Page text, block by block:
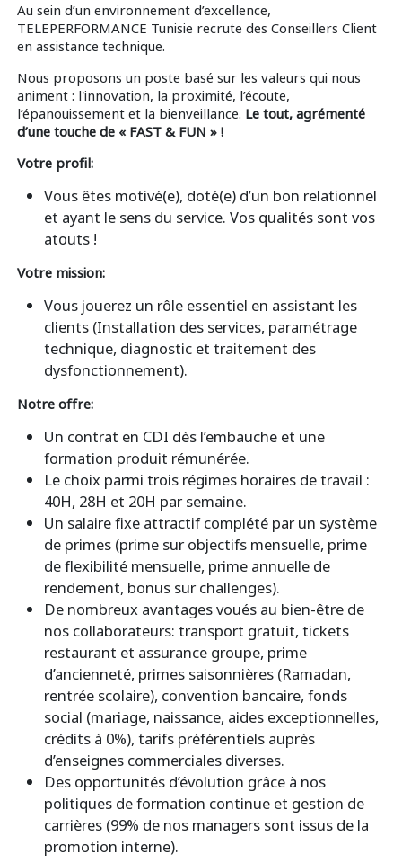
Au sein d’un environnement d’excellence,
TELEPERFORMANCE Tunisie recrute des Conseillers Client
en assistance technique.
Nous proposons un poste basé sur les valeurs qui nous
animent : l'innovation, la proximité, l’écoute,
l’épanouissement et la bienveillance. Le tout, agrémenté
d’une touche de « FAST & FUN » !
Votre profil:
Vous êtes motivé(e), doté(e) d’un bon relationnel
et ayant le sens du service. Vos qualités sont vos
atouts !
Votre mission:
Vous jouerez un rôle essentiel en assistant les
clients (Installation des services, paramétrage
technique, diagnostic et traitement des
dysfonctionnement).
Notre offre:
Un contrat en CDI dès l’embauche et une
formation produit rémunérée.
Le choix parmi trois régimes horaires de travail :
40H, 28H et 20H par semaine.
Un salaire fixe attractif complété par un système
de primes (prime sur objectifs mensuelle, prime
de flexibilité mensuelle, prime annuelle de
rendement, bonus sur challenges).
De nombreux avantages voués au bien-être de
nos collaborateurs: transport gratuit, tickets
restaurant et assurance groupe, prime
d’ancienneté, primes saisonnières (Ramadan,
rentrée scolaire), convention bancaire, fonds
social (mariage, naissance, aides exceptionnelles,
crédits à 0%), tarifs préférentiels auprès
d’enseignes commerciales diverses.
Des opportunités d’évolution grâce à nos
politiques de formation continue et gestion de
carrières (99% de nos managers sont issus de la
promotion interne).